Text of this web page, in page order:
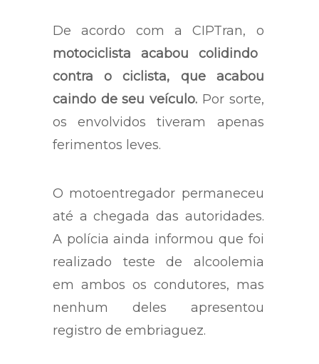
De acordo com a CIPTran, o
motociclista acabou colidindo
contra o ciclista, que acabou
caindo de seu veículo. Por sorte,
os envolvidos tiveram apenas
ferimentos leves.
O motoentregador permaneceu
até a chegada das autoridades.
A polícia ainda informou que foi
realizado teste de alcoolemia
em ambos os condutores, mas
nenhum deles apresentou
registro de embriaguez.